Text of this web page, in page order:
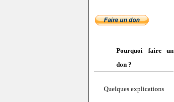
Pourquoi faire un
don ?
Quelques explications